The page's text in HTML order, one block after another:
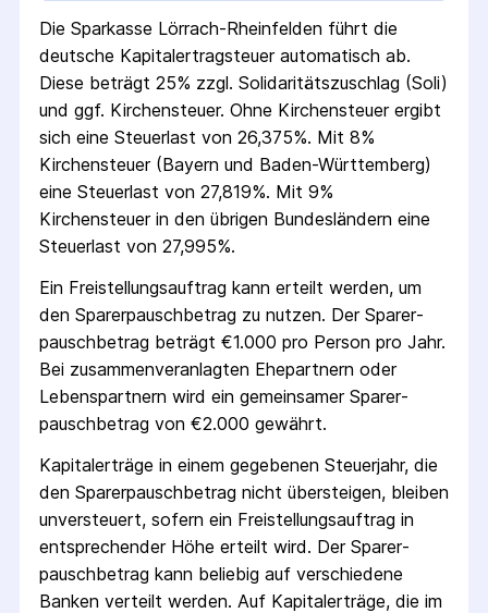
Die Sparkasse Lörrach-Rheinfelden führt die
deutsche Kapital­ertrag­steuer automatisch ab.
Diese beträgt 25% zzgl. Solidaritäts­zuschlag (Soli)
und ggf. Kirchensteuer. Ohne Kirchensteuer ergibt
sich eine Steuerlast von 26,375%. Mit 8%
Kirchensteuer (Bayern und Baden-Württemberg)
eine Steuerlast von 27,819%. Mit 9%
Kirchensteuer in den übrigen Bundesländern eine
Steuerlast von 27,995%.
Ein Freistellungs­auftrag kann erteilt werden, um
den Sparer­pausch­betrag zu nutzen. Der Sparer­
pausch­betrag beträgt €1.000 pro Person pro Jahr.
Bei zusammenveranlagten Ehepartnern oder
Lebenspartnern wird ein gemeinsamer Sparer­
pausch­betrag von €2.000 gewährt.
Kapitalerträge in einem gegebenen Steuerjahr, die
den Sparer­pausch­betrag nicht übersteigen, bleiben
unversteuert, sofern ein Freistellungs­auftrag in
entsprechender Höhe erteilt wird. Der Sparer­
pausch­betrag kann beliebig auf verschiedene
Banken verteilt werden. Auf Kapitalerträge, die im